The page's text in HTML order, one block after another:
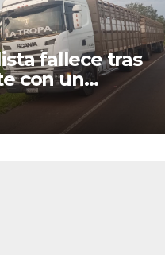
fallece tras
con un
sobre la Ruta